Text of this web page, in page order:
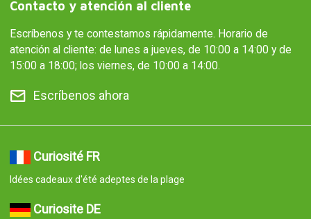
Contacto y atención al cliente
Escríbenos y te contestamos rápidamente. Horario de
atención al cliente: de lunes a jueves, de 10:00 a 14:00 y de
15:00 a 18:00; los viernes, de 10:00 a 14:00.
Escríbenos ahora
Curiosité FR
Idées cadeaux d'été adeptes de la plage
Curiosite DE